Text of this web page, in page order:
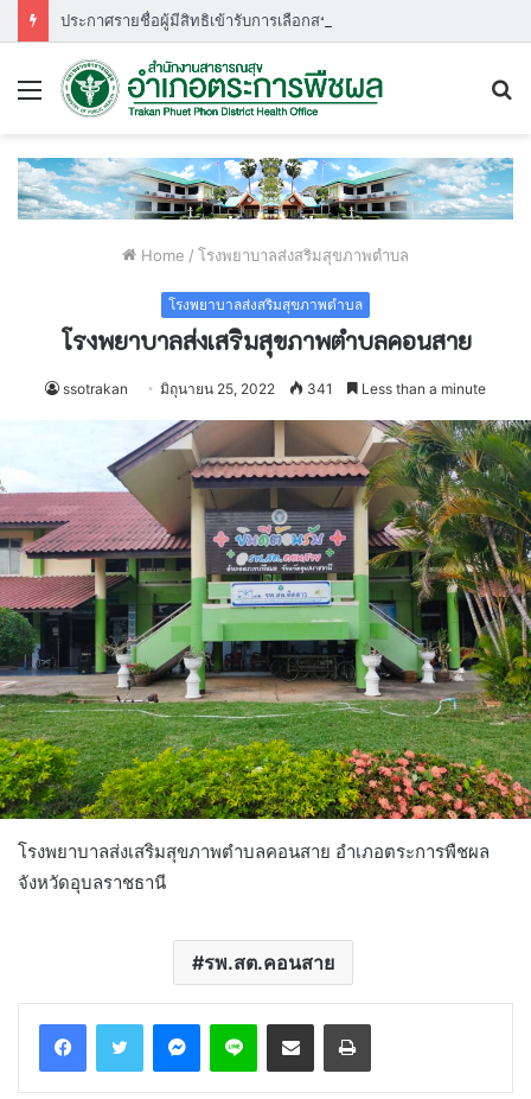
Menu
Home / โรงพยาบาลส่งสริมสุขภาพตำบล
โรงพยาบาลส่งสริมสุขภาพตำบล
โรงพยาบาลส่งเสริมสุขภาพตำบลคอนสาย
ssotrakan มิถุนายน 25, 2022 341 Less than a minute
โรงพยาบาลส่งเสริมสุขภาพตำบลคอนสาย อำเภอตระการพืชผล
จังหวัดอุบลราชธานี
รพ.สต.คอนสาย
Messenger
Line Share via Email Print